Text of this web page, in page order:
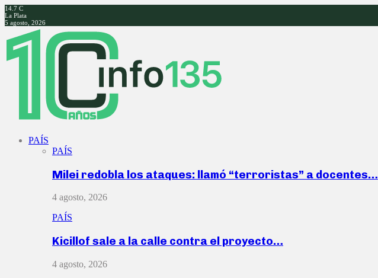
14.7 C
La Plata
5 agosto, 2026
Facebook
Twitter
Instagram
Youtube
PAÍS
PAÍS
Milei redobla los ataques: llamó “terroristas” a docentes…
4 agosto, 2026
PAÍS
Kicillof sale a la calle contra el proyecto…
4 agosto, 2026